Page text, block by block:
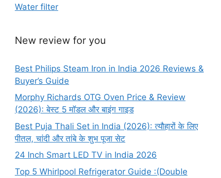
Water filter
New review for you
Best Philips Steam Iron in India 2026 Reviews &
Buyer’s Guide
Morphy Richards OTG Oven Price & Review
(2026): बेस्ट 5 मॉडल और बाइंग गाइड
Best Puja Thali Set in India (2026): त्यौहारों के लिए
पीतल, चांदी और तांबे के शुभ पूजा सेट
24 Inch Smart LED TV in India 2026
Top 5 Whirlpool Refrigerator Guide :(Double